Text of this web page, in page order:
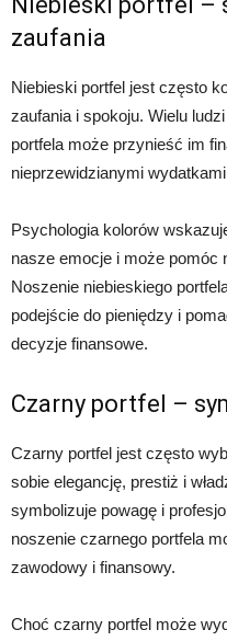
zaufania
Niebieski portfel jest często
zaufania i spokoju. Wielu
portfela może przynieść im
nieprzewidzianymi
Psychologia kolorów
nasze emocje i może pomóc
Noszenie niebieskiego
podejście do pieniędzy i
decyzje finansowe.
Czarny portfel –
Czarny portfel jest często
sobie elegancję, prestiż i
symbolizuje powagę i
noszenie czarnego portfela
zawodowy i finansowy.
Choć czarny portfel może